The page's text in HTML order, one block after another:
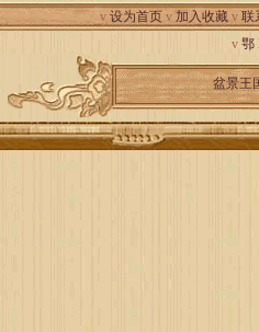
v 设为首页 v 加入收藏 v 联
v 鄂
盆景王